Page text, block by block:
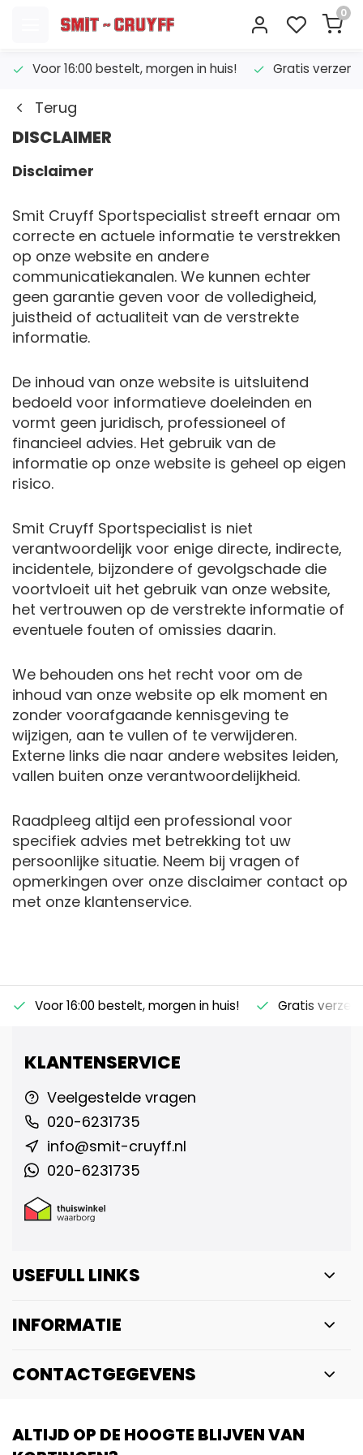
0
Voor 16:00 bestelt, morgen in huis! Gratis
Terug
DISCLAIMER
Disclaimer
Smit Cruyff Sportspecialist streeft ernaar om
correcte en actuele informatie te verstrekken
op onze website en andere
communicatiekanalen. We kunnen echter
geen garantie geven voor de volledigheid,
juistheid of actualiteit van de verstrekte
informatie.
De inhoud van onze website is uitsluitend
bedoeld voor informatieve doeleinden en
vormt geen juridisch, professioneel of
financieel advies. Het gebruik van de
informatie op onze website is geheel op eigen
risico.
Smit Cruyff Sportspecialist is niet
verantwoordelijk voor enige directe, indirecte,
incidentele, bijzondere of gevolgschade die
voortvloeit uit het gebruik van onze website,
het vertrouwen op de verstrekte informatie of
eventuele fouten of omissies daarin.
We behouden ons het recht voor om de
inhoud van onze website op elk moment en
zonder voorafgaande kennisgeving te
wijzigen, aan te vullen of te verwijderen.
Externe links die naar andere websites leiden,
vallen buiten onze verantwoordelijkheid.
Raadpleeg altijd een professional voor
specifiek advies met betrekking tot uw
persoonlijke situatie. Neem bij vragen of
opmerkingen over onze disclaimer contact op
met onze klantenservice.
Voor 16:00 bestelt, morgen in huis! Gratis
KLANTENSERVICE
Veelgestelde vragen
020-6231735
info@smit-cruyff.nl
020-6231735
USEFULL LINKS
INFORMATIE
CONTACTGEGEVENS
ALTIJD OP DE HOOGTE BLIJVEN VAN